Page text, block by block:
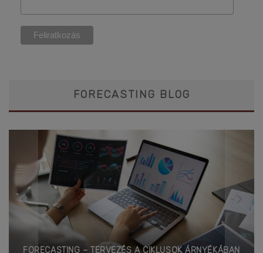
FORECASTING BLOG
FORECASTING – TERVEZÉS A CIKLUSOK ÁRNYÉKÁBAN